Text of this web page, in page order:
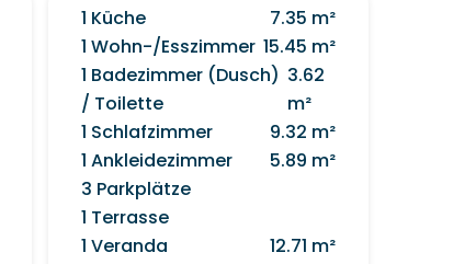
1 Küche
7.35 m²
1 Wohn-/Esszimmer 15.45 m²
1 Badezimmer (Dusch)
/ Toilette
3.62
m²
1 Schlafzimmer
9.32 m²
1 Ankleidezimmer
5.89 m²
3 Parkplätze
1 Terrasse
1 Veranda
12.71 m²